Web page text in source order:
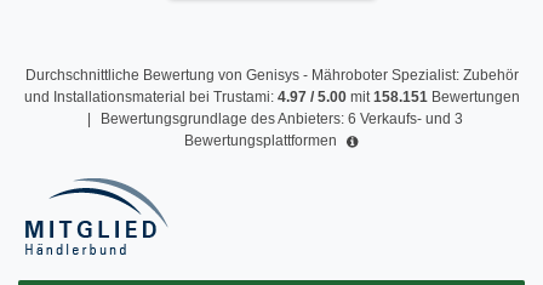
Durchschnittliche Bewertung von Genisys - Mähroboter Spezialist: Zubehör
und Installationsmaterial bei Trustami: 4.97/ 5.00mit158.151 Bewertungen
Bewertungsgrundlage des Anbieters: 6 Verkaufs- und 3
Bewertungsplattformen